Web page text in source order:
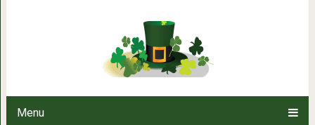
Menu
Дачник придумал
справляется с